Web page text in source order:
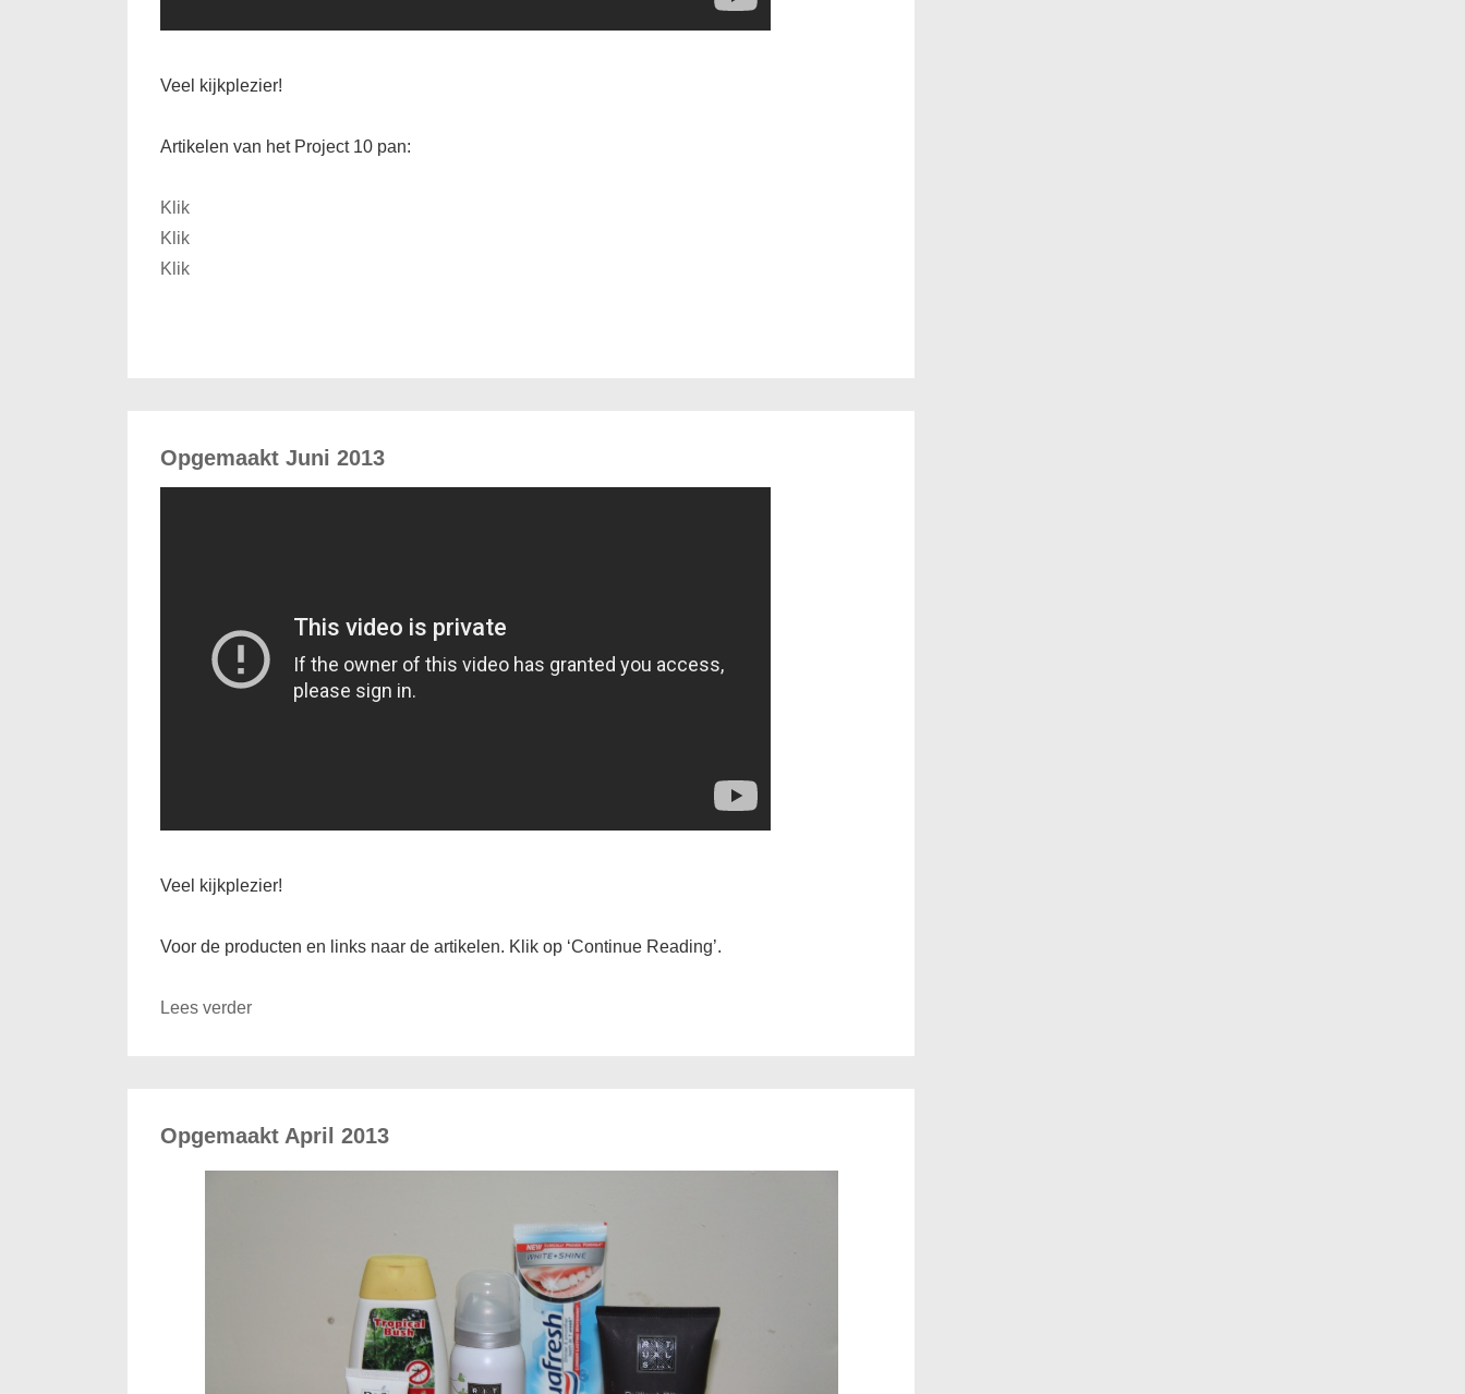
Veel kijkplezier!
Artikelen van het Project 10 pan:
Klik
Klik
Klik
Opgemaakt Juni 2013
Veel kijkplezier!
Voor de producten en links naar de artikelen. Klik op ‘Continue Reading’.
Lees verder
Opgemaakt April 2013